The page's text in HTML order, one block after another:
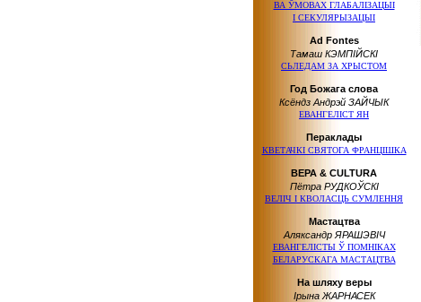
ВА ЎМОВАХГЛАБАЛІЗАЦЫІ
І СЕКУЛЯРЫЗАЦЫІ
Ad Fontes
Тамаш КЭМПІЙСКІ
СЬЛЕДАМ ЗА ХРЫСТОМ
Год Божага слова
Ксёндз Андрэй ЗАЙЧЫК
ЕВАНГЕЛIСТ ЯН
Пераклады
КВЕТАЧКІ СВЯТОГА ФРАНЦІШКА
ВЕРА & CULTURA
Пётра РУДКОЎСКІ
ВЕЛІЧ І КВОЛАСЦЬ СУМЛЕННЯ
Мастацтва
Аляксандр ЯРАШЭВІЧ
ЕВАНГЕЛІСТЫ Ў ПОМНІКАХ
БЕЛАРУСКАГА МАСТАЦТВА
На шляху веры
Ірына ЖАРНАСЕК